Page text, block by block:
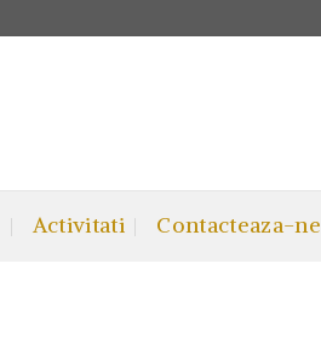
Activitati Contacteaza-ne